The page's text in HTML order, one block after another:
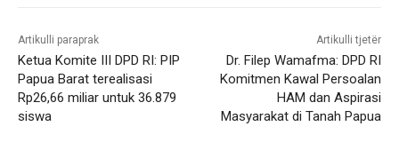
Artikulli paraprak
Ketua Komite III DPD RI: PIP
Papua Barat terealisasi
Rp26,66 miliar untuk 36.879
siswa
Artikulli tjetër
Dr. Filep Wamafma: DPD RI
Komitmen Kawal Persoalan
HAM dan Aspirasi
Masyarakat di Tanah Papua